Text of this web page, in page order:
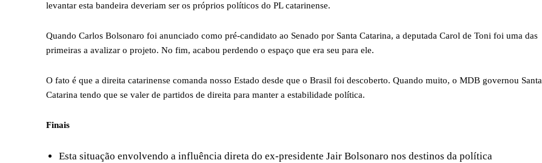
levantar esta bandeira deveriam ser os próprios políticos do PL catarinense.
Quando Carlos Bolsonaro foi anunciado como pré-candidato ao Senado por Santa Catarina, a deputada Carol de Toni foi uma das
primeiras a avalizar o projeto. No fim, acabou perdendo o espaço que era seu para ele.
O fato é que a direita catarinense comanda nosso Estado desde que o Brasil foi descoberto. Quando muito, o MDB governou Santa
Catarina tendo que se valer de partidos de direita para manter a estabilidade política.
Finais
Esta situação envolvendo a influência direta do ex-presidente Jair Bolsonaro nos destinos da política